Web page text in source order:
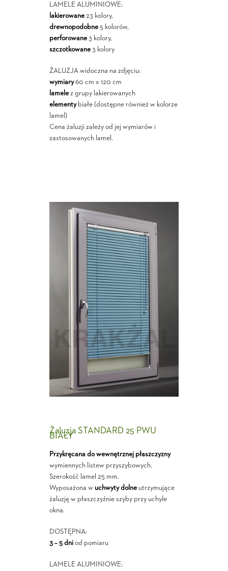
LAMELE ALUMINIOWE:
lakierowane23 kolory,
drewnopodobne5 kolorów,
perforowane3 kolory,
szczotkowane3 kolory
ŻALUZJA widoczna na zdjęciu:
wymiary60 cm x 120 cm
lamelez grupy lakierowanych
elementybiałe (dostępne również w kolorze
lamel)
Cena żaluzji zależy od jej wymiarów i
zastosowanych lamel.
Żaluzja STANDARD 25 PWU
BIAŁY
Przykręcana do wewnętrznej płaszczyzny
wymiennych listew przyszybowych.
Szerokość lamel 25 mm.
Wyposażona w uchwyty dolneutrzymujące
żaluzję w płaszczyźnie szyby przy uchyle
okna.
DOSTĘPNA:
3 – 5 dniod pomiaru
LAMELE ALUMINIOWE: